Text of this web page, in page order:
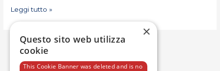
Leggi tutto »
×
Questo sito web utilizza
cookie
This Cookie Banner was deleted and is no